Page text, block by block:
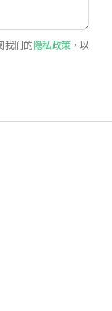
我们的 隐私政策，以